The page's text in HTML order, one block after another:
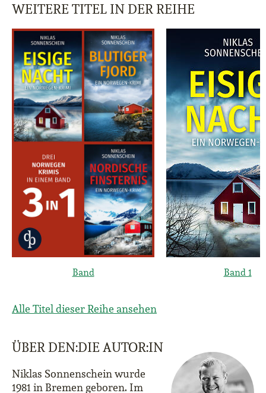
WEITERE TITEL IN DER REIHE
Band Band 1
Alle Titel dieser Reihe ansehen
ÜBER DEN:DIE AUTOR:IN
Niklas Sonnenschein wurde
1981 in Bremen geboren. Im